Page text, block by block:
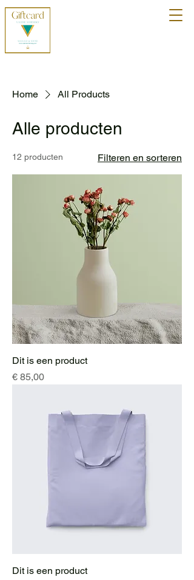
Home All Products
Alle producten
12 producten Filteren en sorteren
Dit is een product
Prijs
€ 85,00
Dit is een product